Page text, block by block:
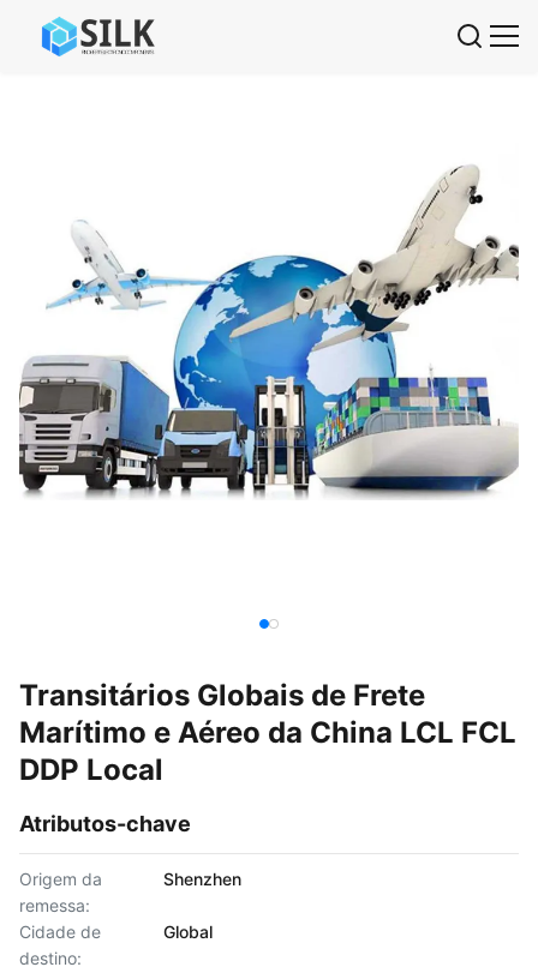
Transitários Globais de Frete
Marítimo e Aéreo da China LCL FCL
DDP Local
Atributos-chave
Origem da
remessa:
Shenzhen
Cidade de
destino:
Global